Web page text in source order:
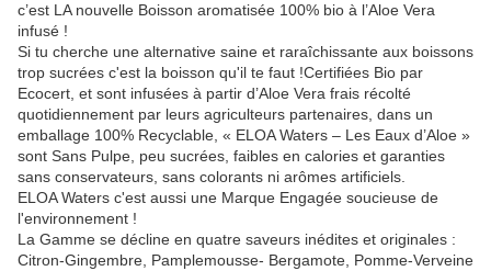
c’est LA nouvelle Boisson aromatisée 100% bio à l’Aloe Vera
infusé !
Si tu cherche une alternative saine et raraîchissante aux boissons
trop sucrées c'est la boisson qu'il te faut !Certifiées Bio par
Ecocert, et sont infusées à partir d’Aloe Vera frais récolté
quotidiennement par leurs agriculteurs partenaires, dans un
emballage 100% Recyclable, « ELOA Waters – Les Eaux d’Aloe »
sont Sans Pulpe, peu sucrées, faibles en calories et garanties
sans conservateurs, sans colorants ni arômes artificiels.
ELOA Waters c'est aussi une Marque Engagée soucieuse de
l'environnement !
La Gamme se décline en quatre saveurs inédites et originales :
Citron-Gingembre, Pamplemousse- Bergamote, Pomme-Verveine